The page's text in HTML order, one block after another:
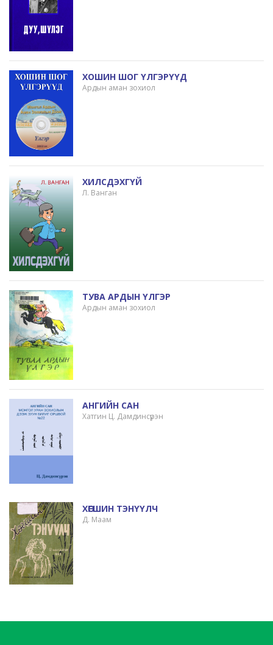
ХОШИН ШОГ ҮЛГЭРҮҮД
Ардын аман зохиол
ХИЛСДЭХГҮЙ
Л. Ванган
ТУВА АРДЫН ҮЛГЭР
Ардын аман зохиол
АНГИЙН САН
Хатгин Ц. Дамдинсүрэн
ХӨГШИН ТЭНҮҮЛЧ
Д. Маам